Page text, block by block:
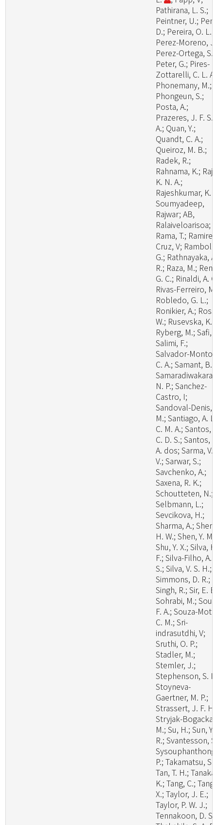
Pathirana, L. S.;
Peintner, U.;
D.; Pereira, O. L.;
Perez-Moreno,
Perez-Ortega, S.;
Peter, G.; Pires-
Zottarelli, C. L. A.;
Phonemany, M.;
Phongeun, S.;
Posta, A.;
Prazeres, J. F. S.
A.; Quan, Y.;
Quandt, C. A.;
Queiroz, M. B.;
Radek, R.;
Rahnama, K.; Raj,
K. N. A.;
Rajeshkumar, K.
Soumyadeep,
Rajwar; AB,
Ralaiveloarisoa;
Rama, T.;
Cruz, V;
G.; Rathnayaka, A.
R.; Raza, M.; Ren,
G. C.; Rinaldi, A.
Rivas-Ferreiro,
Robledo, G. L.;
Ronikier, A.;
W.; Rusevska, K.;
Ryberg, M.; Safi,
Salimi, F.;
Salvador-
C. A.; Samant, B.;
Samaradiwakara,
N. P.; Sanchez-
Castro, I;
Sandoval-Denis,
M.; Santiago, A. L.
C. M. A.; Santos,
C. D. S.; Santos,
A. dos; Sarma, V.
V.; Sarwar, S.;
Savchenko, A.;
Saxena, R. K.;
Schoutteten, N.;
Selbmann, L.;
Sevcikova, H.;
Sharma, A.; Shen,
H. W.; Shen, Y. M.;
Shu, Y. X.; Silva, H.
F.; Silva-Filho, A.
S.; Silva, V. S. H.;
Simmons, D. R.;
Singh, R.; Sir, E.
Sohrabi, M.;
F. A.; Souza-
C. M.; Sri-
indrasutdhi, V;
Sruthi, O. P.;
Stadler, M.;
Stemler, J.;
Stephenson, S.
Stoyneva-
Gaertner, M. P.;
Strassert, J. F. H.;
Stryjak-Bogacka,
M.; Su, H.; Sun, Y.
R.; Svantesson,
Sysouphanthong,
P.; Takamatsu, S.;
Tan, T. H.; Tanaka,
K.; Tang, C.; Tang,
X.; Taylor, J. E.;
Taylor, P. W. J.;
Tennakoon, D. S.;